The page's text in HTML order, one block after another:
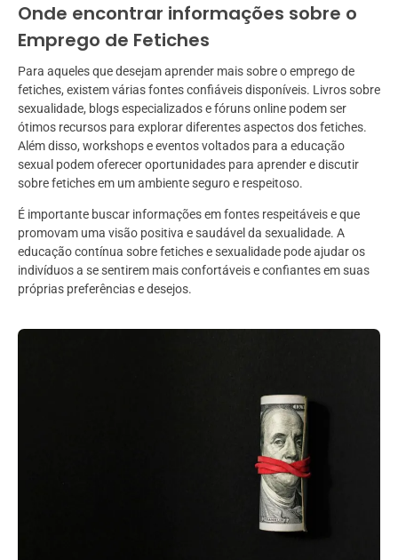
Onde encontrar informações sobre o
Emprego de Fetiches
Para aqueles que desejam aprender mais sobre o emprego de
fetiches, existem várias fontes confiáveis disponíveis. Livros sobre
sexualidade, blogs especializados e fóruns online podem ser
ótimos recursos para explorar diferentes aspectos dos fetiches.
Além disso, workshops e eventos voltados para a educação
sexual podem oferecer oportunidades para aprender e discutir
sobre fetiches em um ambiente seguro e respeitoso.
É importante buscar informações em fontes respeitáveis e que
promovam uma visão positiva e saudável da sexualidade. A
educação contínua sobre fetiches e sexualidade pode ajudar os
indivíduos a se sentirem mais confortáveis e confiantes em suas
próprias preferências e desejos.